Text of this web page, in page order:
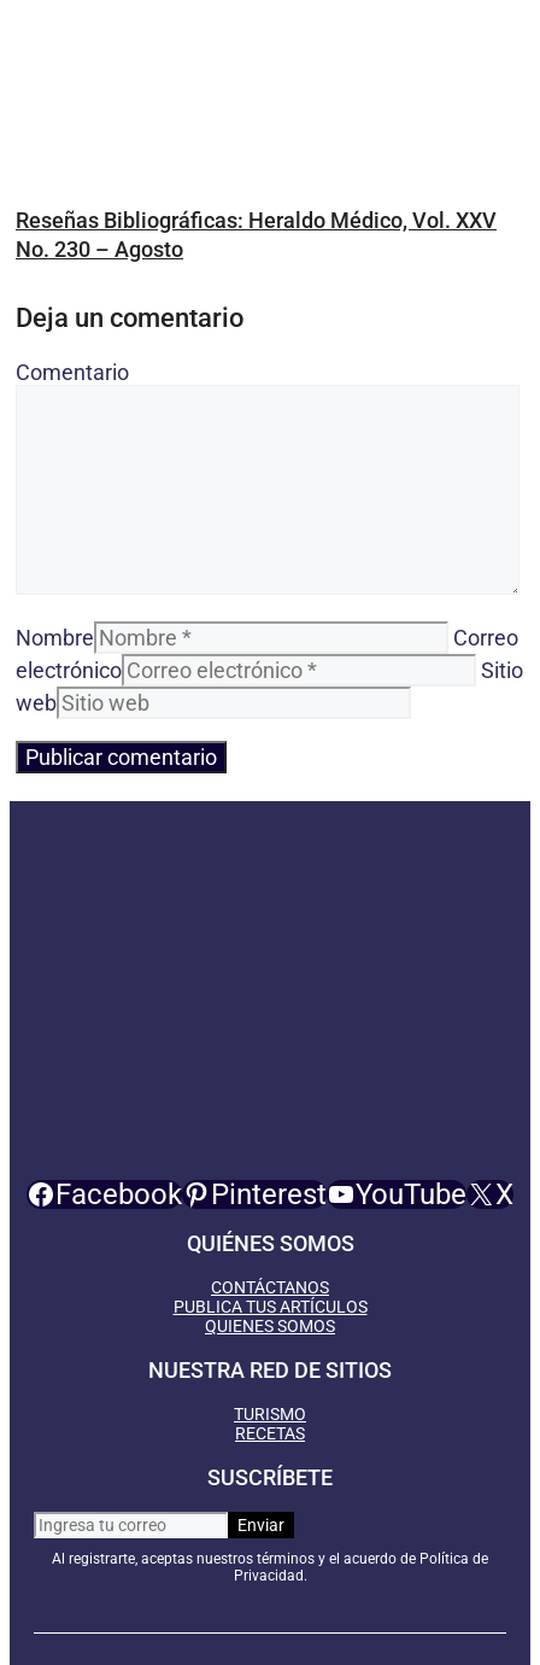
Reseñas Bibliográficas: Heraldo Médico, Vol. XXV
No. 230 – Agosto
Deja un comentario
Comentario
Nombre
Correo
electrónico
Sitio
web
Facebook Pinterest YouTube X
QUIÉNES SOMOS
CONTÁCTANOS
PUBLICA TUS ARTÍCULOS
QUIENES SOMOS
NUESTRA RED DE SITIOS
TURISMO
RECETAS
SUSCRÍBETE
Al registrarte, aceptas nuestros términos y el acuerdo de Política de
Privacidad.